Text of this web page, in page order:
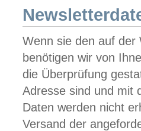
Wenn sie den auf der
benötigen wir von
die Überprüfung
Adresse sind und mit
Daten werden nicht
Versand der